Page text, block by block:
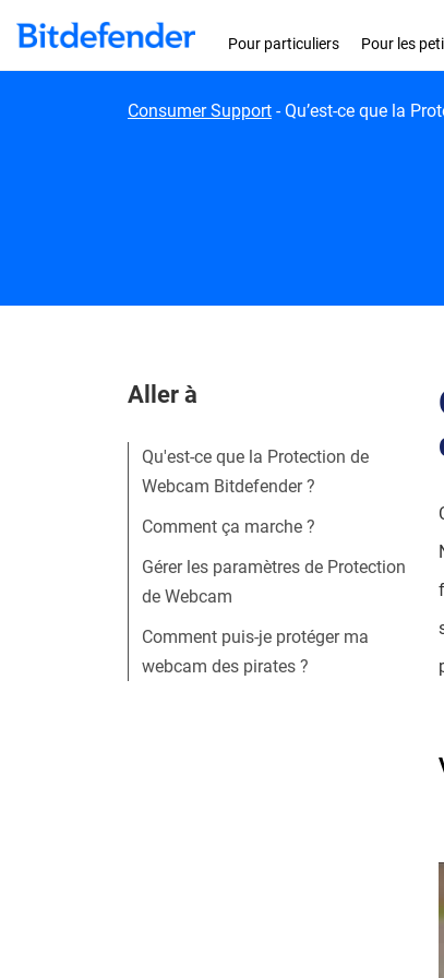
Skip to content
Pour particuliers Pour les
Consumer Support -Qu’est-ce que la
Aller à
Qu'est-ce que la Protection de
Webcam Bitdefender ?
Comment ça marche ?
Gérer les paramètres de Protection
de Webcam
Comment puis-je protéger ma
webcam des pirates ?